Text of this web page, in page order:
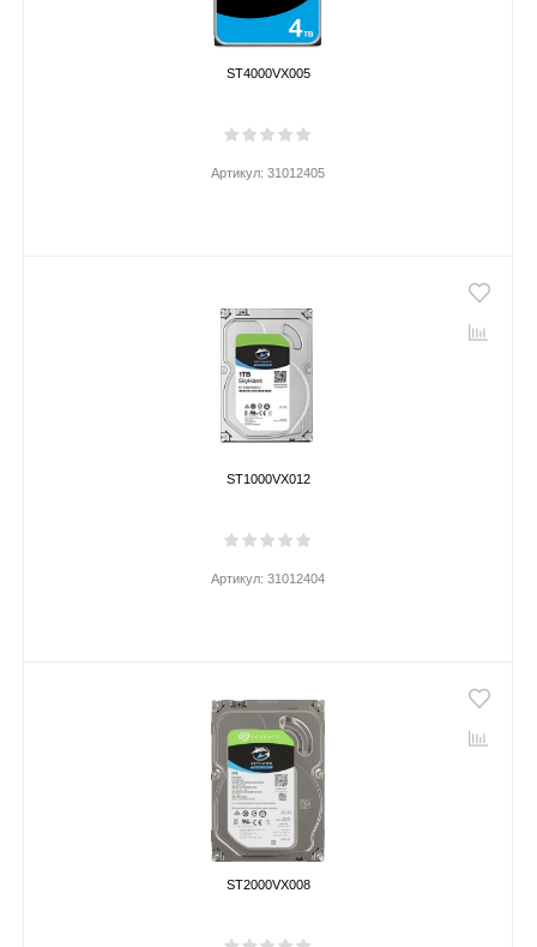
ST4000VX005
Артикул: 31012405
ST1000VX012
Артикул: 31012404
ST2000VX008